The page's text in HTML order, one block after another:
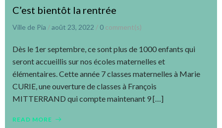
C’est bientôt la rentrée
Ville de Pia /août 23, 2022 / 0 comment(s)
Dès le 1er septembre, ce sont plus de 1000 enfants qui
seront accueillis sur nos écoles maternelles et
élémentaires. Cette année 7 classes maternelles à Marie
CURIE, une ouverture de classes à François
MITTERRAND qui compte maintenant 9 […]
READ MORE